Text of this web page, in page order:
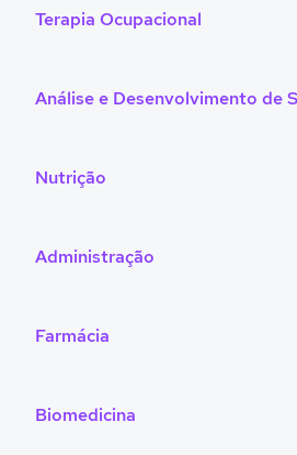
Terapia Ocupacional
Nutrição
Administração
Farmácia
Biomedicina